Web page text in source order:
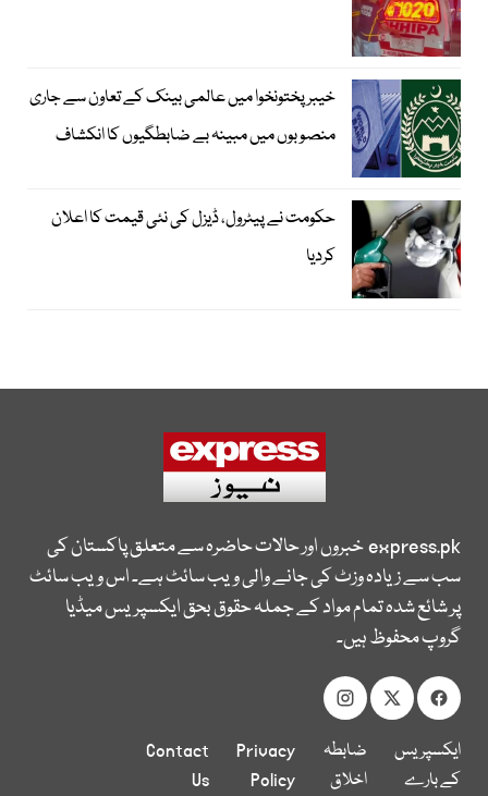
خیبرپختونخوا میں عالمی بینک کے تعاون سے جاری
منصوبوں میں مبینہ بے ضابطگیوں کا انکشاف
حکومت نے پیٹرول، ڈیزل کی نئی قیمت کا اعلان
کردیا
express.pkخبروں اور حالات حاضرہ سے متعلق پاکستان کی
سب سے زیادہ وزٹ کی جانے والی ویب سائٹ ہے۔ اس ویب سائٹ
پر شائع شدہ تمام مواد کے جملہ حقوق بحق ایکسپریس میڈیا
گروپ محفوظ ہیں۔
ایکسپریس
کے بارے
ضابطہ
اخلاق
Privacy
Policy
Contact
Us